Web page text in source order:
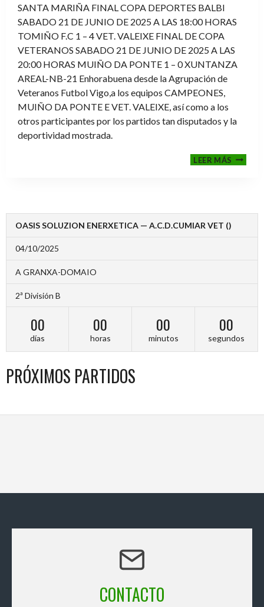
SANTA MARIÑA FINAL COPA DEPORTES BALBI
SABADO 21 DE JUNIO DE 2025 A LAS 18:00 HORAS
TOMIÑO F.C 1 – 4 VET. VALEIXE FINAL DE COPA
VETERANOS SABADO 21 DE JUNIO DE 2025 A LAS
20:00 HORAS MUIÑO DA PONTE 1 – 0 XUNTANZA
AREAL-NB-21 Enhorabuena desde la Agrupación de
Veteranos Futbol Vigo,a los equipos CAMPEONES,
MUIÑO DA PONTE E VET. VALEIXE, así como a los
otros participantes por los partidos tan disputados y la
deportividad mostrada.
LEER MÁS
2024-
OASIS SOLUZION ENERXETICA — A.C.D.CUMIAR VET ()
04/10/2025
A GRANXA-DOMAIO
2ª División B
00
días
00
horas
00
minutos
00
segundos
PRÓXIMOS PARTIDOS
CONTACTO